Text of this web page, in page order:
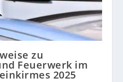
zu
Feuerwerk im
2025